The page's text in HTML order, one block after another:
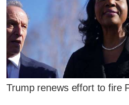
Trump renews effort to fire